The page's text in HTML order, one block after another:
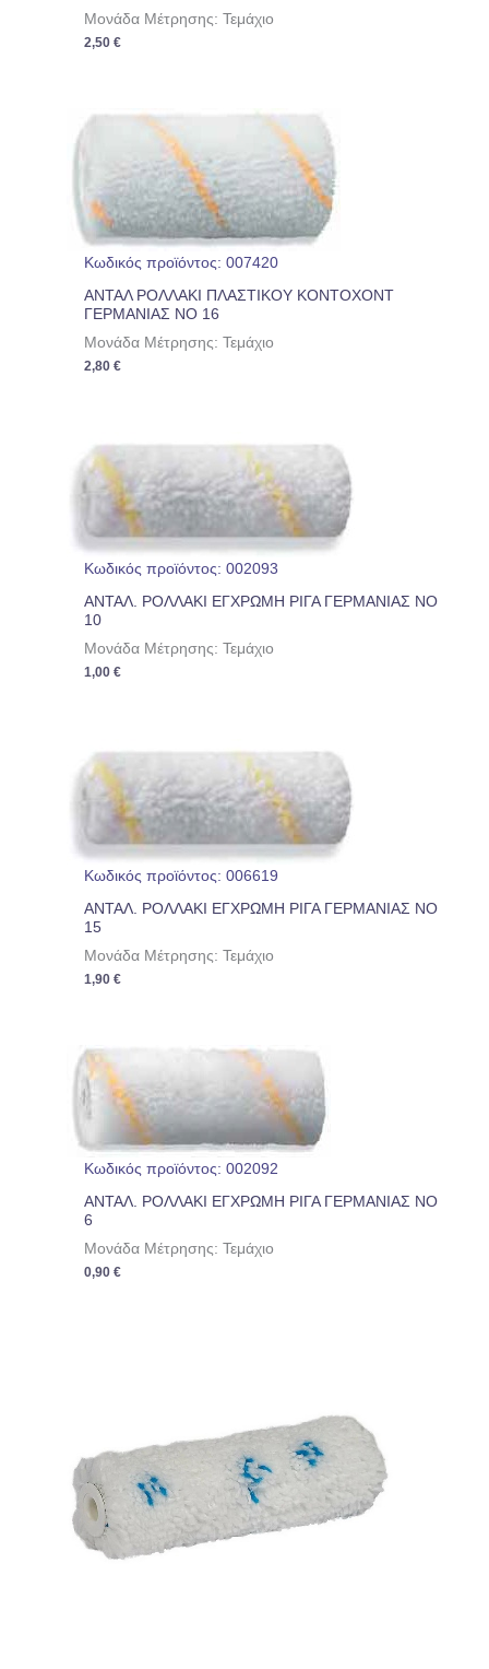
Μονάδα Μέτρησης: Τεμάχιο
2,50€
Κωδικός προϊόντος: 007420
ΑΝΤΑΛ ΡΟΛΛΑΚΙ ΠΛΑΣΤΙΚΟΥ ΚΟΝΤΟΧΟΝΤ
ΓΕΡΜΑΝΙΑΣ ΝΟ 16
Μονάδα Μέτρησης: Τεμάχιο
2,80€
Κωδικός προϊόντος: 002093
ΑΝΤΑΛ. ΡΟΛΛΑΚΙ ΕΓΧΡΩΜΗ ΡΙΓΑ ΓΕΡΜΑΝΙΑΣ ΝΟ
10
Μονάδα Μέτρησης: Τεμάχιο
1,00€
Κωδικός προϊόντος: 006619
ΑΝΤΑΛ. ΡΟΛΛΑΚΙ ΕΓΧΡΩΜΗ ΡΙΓΑ ΓΕΡΜΑΝΙΑΣ ΝΟ
15
Μονάδα Μέτρησης: Τεμάχιο
1,90€
Κωδικός προϊόντος: 002092
ΑΝΤΑΛ. ΡΟΛΛΑΚΙ ΕΓΧΡΩΜΗ ΡΙΓΑ ΓΕΡΜΑΝΙΑΣ ΝΟ
6
Μονάδα Μέτρησης: Τεμάχιο
0,90€